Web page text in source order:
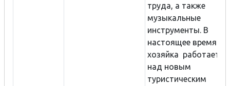
труда, а также
музыкальные
инструменты. В
настоящее время
хозяйка работает
над новым
туристическим